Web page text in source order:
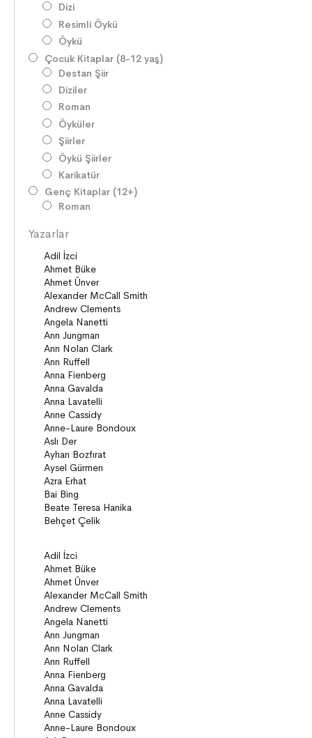
Dizi
Resimli Öykü
Öykü
Çocuk Kitaplar (8-12 yaş)
Destan Şiir
Diziler
Roman
Öyküler
Şiirler
Öykü Şiirler
Karikatür
Genç Kitaplar (12+)
Roman
Öyküler
Şiirler
Deneme
Anlatı
Seçki
Köprü Kitaplar (10+)
Roman
Öyküler
Anlatı
ON8 (15+)
Roman
Diziler
Öyküler
Anlatı
Gizemli Maceralar Koleksiyonu
Diziler
Behiç Ak Yetişkin Kitapları
Öykü
Yazarlar